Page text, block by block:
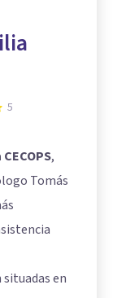
5
,
Tomás
en